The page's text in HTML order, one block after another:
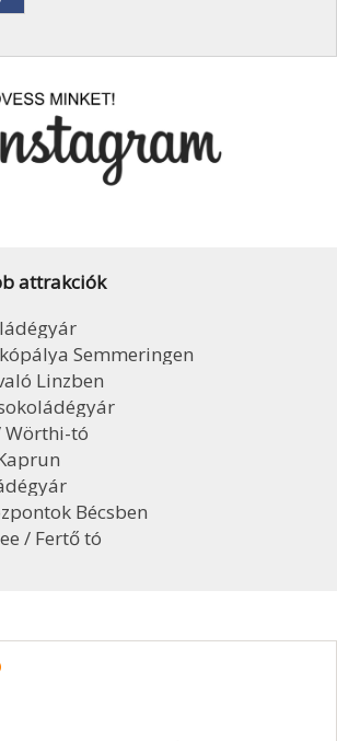
attrakciók
Semmeringen
Linzben
Wörthi-tó
Bécsben
/ Fertő tó